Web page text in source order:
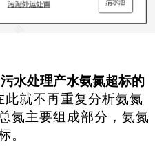
污水处理产水氨氮超标的
此就不再重复分析氨氮
氮主要组成部分，氨氮
。